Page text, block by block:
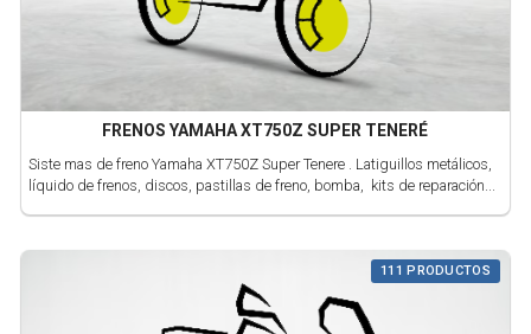
FRENOS YAMAHA XT750Z SUPER TENERÉ
Siste mas de freno Yamaha XT750Z Super Tenere . Latiguillos metálicos,
líquido de frenos, discos, pastillas de freno, bomba, kits de reparación...
111 PRODUCTOS